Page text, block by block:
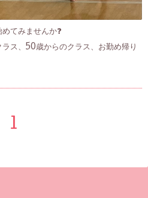
てみませんか❓
ス、50歳からのクラス、お勤め帰り
1